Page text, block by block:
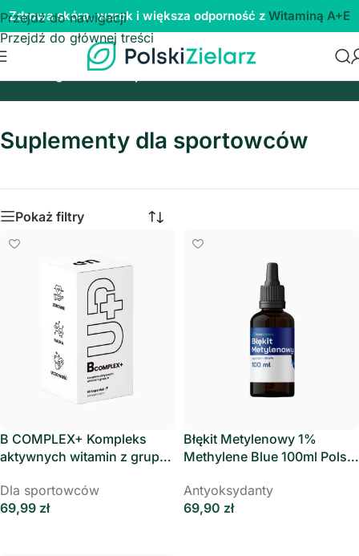
Przejdź do nawigacji
Przejdź do głównej treści
Zdrowa skóra, wzrok i większa odporność z Witaminą A+E
Strona główna/Dla sportowców
Suplementy dla sportowców
Pokaż filtry
B COMPLEX+ Kompleks
aktywnych witamin z grupy
Dla sportowców
69,99 zł
Błękit Metylenowy 1%
Methylene Blue 100ml Polski
Antyoksydanty
69,90 zł